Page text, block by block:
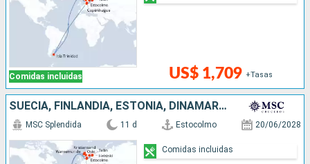
Comidas incluidas US$ 1,709 +Tasas
SUECIA, FINLANDIA, ESTONIA, DINAMARCA, ALEMANIA, ISLAS MALVINAS, NORUEGA
MSC Splendida 11 d Estocolmo 20/06/2028
Comidas incluidas